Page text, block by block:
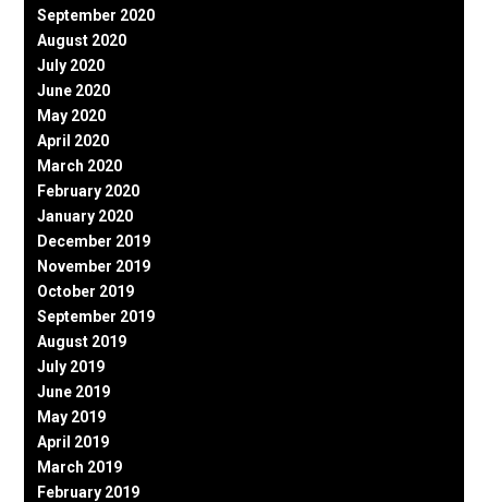
September 2020
August 2020
July 2020
June 2020
May 2020
April 2020
March 2020
February 2020
January 2020
December 2019
November 2019
October 2019
September 2019
August 2019
July 2019
June 2019
May 2019
April 2019
March 2019
February 2019